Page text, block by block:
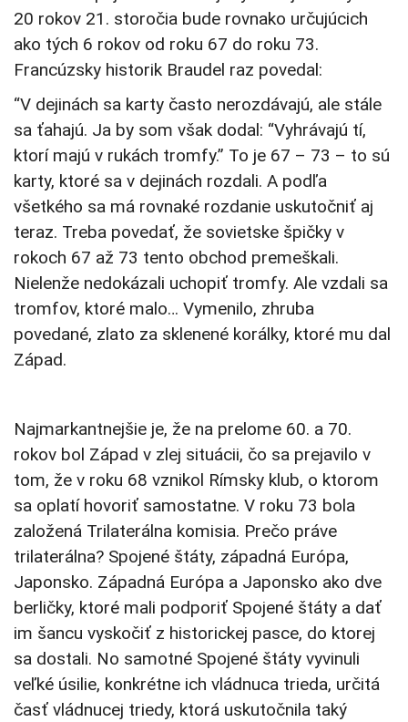
20 rokov 21. storočia bude rovnako určujúcich
ako tých 6 rokov od roku 67 do roku 73.
Francúzsky historik Braudel raz povedal:
“V dejinách sa karty často nerozdávajú, ale stále
sa ťahajú. Ja by som však dodal: “Vyhrávajú tí,
ktorí majú v rukách tromfy.” To je 67 – 73 – to sú
karty, ktoré sa v dejinách rozdali. A podľa
všetkého sa má rovnaké rozdanie uskutočniť aj
teraz. Treba povedať, že sovietske špičky v
rokoch 67 až 73 tento obchod premeškali.
Nielenže nedokázali uchopiť tromfy. Ale vzdali sa
tromfov, ktoré malo… Vymenilo, zhruba
povedané, zlato za sklenené korálky, ktoré mu dal
Západ.
Najmarkantnejšie je, že na prelome 60. a 70.
rokov bol Západ v zlej situácii, čo sa prejavilo v
tom, že v roku 68 vznikol Rímsky klub, o ktorom
sa oplatí hovoriť samostatne. V roku 73 bola
založená Trilaterálna komisia. Prečo práve
trilaterálna? Spojené štáty, západná Európa,
Japonsko. Západná Európa a Japonsko ako dve
berličky, ktoré mali podporiť Spojené štáty a dať
im šancu vyskočiť z historickej pasce, do ktorej
sa dostali. No samotné Spojené štáty vyvinuli
veľké úsilie, konkrétne ich vládnuca trieda, určitá
časť vládnucej triedy, ktorá uskutočnila taký